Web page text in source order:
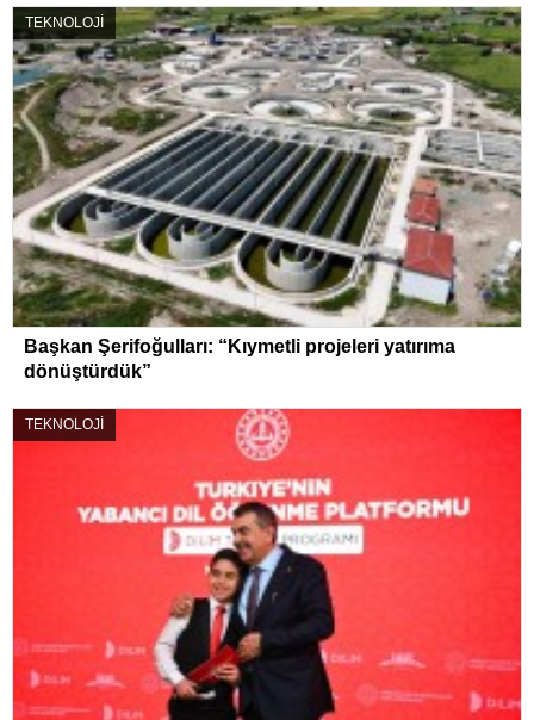
TEKNOLOJİ
Başkan Şerifoğulları: “Kıymetli projeleri yatırıma
dönüştürdük”
TEKNOLOJİ